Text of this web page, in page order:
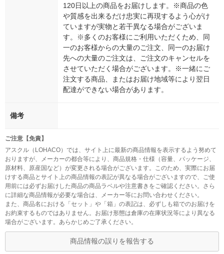
120日以上の商品をお届けします。※商品の色
や質感を出来るだけ忠実に再現するよう心がけ
ていますが実物と若干異なる場合がございま
す。※多くのお客様にご利用いただくため、同
一のお客様からの大量のご注文、同一のお届け
先への大量のご注文は、ご注文のキャンセルを
させていただく場合がございます。※一緒にご
注文する商品、またはお届け地域等により翌日
配達ができない場合があります。
備考
ご注意【免責】
アスクル（LOHACO）では、サイト上に最新の商品情報を表示するよう努めて
おりますが、メーカーの都合等により、商品規格・仕様（容量、パッケージ、
原材料、原産国など）が変更される場合がございます。このため、実際にお届
けする商品とサイト上の商品情報の表記が異なる場合がございますので、ご使
用前には必ずお届けした商品の商品ラベルや注意書きをご確認ください。さら
に詳細な商品情報が必要な場合は、メーカー等にお問い合わせください。
また、商品名における「セット」や「箱」の表記は、必ずしも箱でのお届けを
お約束するものではありません。お届け形態は倉庫の在庫状況等により異なる
場合がございます。あらかじめご了承ください。
商品情報の誤りを報告する